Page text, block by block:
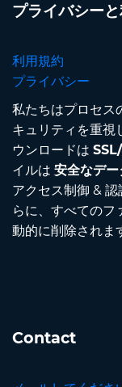
プライバシー
利用規約
プライバシー
私たちはプロセス
キュリティを重視
ウンロードは
イルは 安全なデ
アクセス制御 &
らに、すべてのフ
動的に削除されま
Contact